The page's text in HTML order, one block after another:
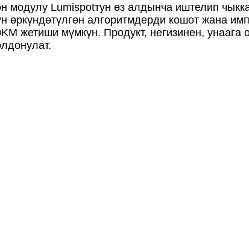
модулу Lumispotтун өз алдынча иштелип
алгоритмдерди кошот жана
жетиши мүмкүн. Продукт, негизинен, унаага